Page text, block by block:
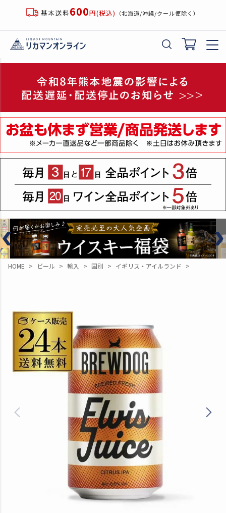
基本送料600円(税込) （北海道/沖縄/クール便除く）
HOME ビール 輸入 国別 イギリス・アイルランド